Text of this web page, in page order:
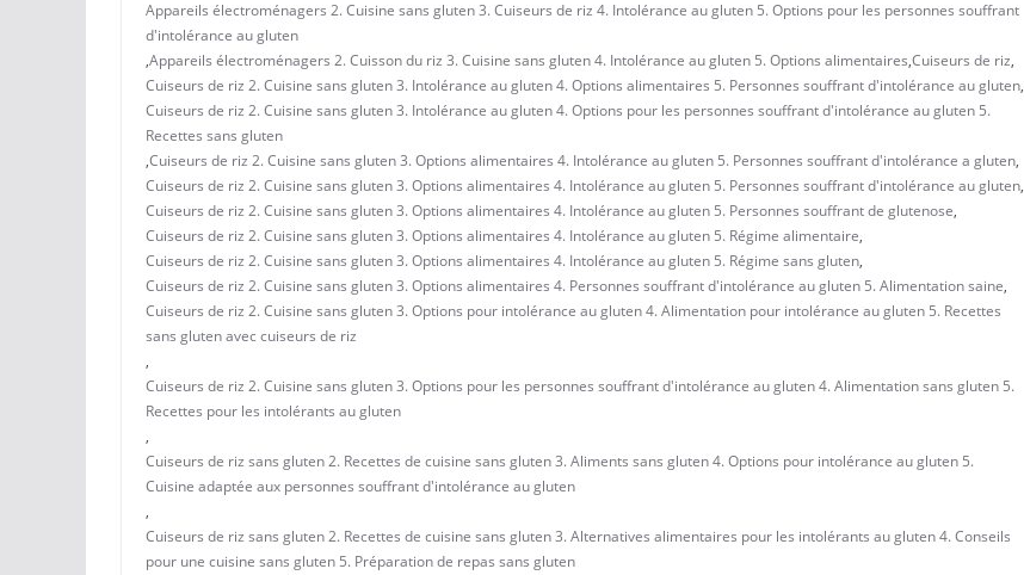
Appareils électroménagers 2. Cuisine sans gluten 3. Cuiseurs de riz 4. Intolérance au gluten 5. Options pour les personnes souffrant
d'intolérance au gluten
,Appareils électroménagers 2. Cuisson du riz 3. Cuisine sans gluten 4. Intolérance au gluten 5. Options alimentaires,Cuiseurs de riz,
Cuiseurs de riz 2. Cuisine sans gluten 3. Intolérance au gluten 4. Options alimentaires 5. Personnes souffrant d'intolérance au gluten,
Cuiseurs de riz 2. Cuisine sans gluten 3. Intolérance au gluten 4. Options pour les personnes souffrant d'intolérance au gluten 5.
Recettes sans gluten
,Cuiseurs de riz 2. Cuisine sans gluten 3. Options alimentaires 4. Intolérance au gluten 5. Personnes souffrant d'intolérance a gluten,
Cuiseurs de riz 2. Cuisine sans gluten 3. Options alimentaires 4. Intolérance au gluten 5. Personnes souffrant d'intolérance au gluten,
Cuiseurs de riz 2. Cuisine sans gluten 3. Options alimentaires 4. Intolérance au gluten 5. Personnes souffrant de glutenose,
Cuiseurs de riz 2. Cuisine sans gluten 3. Options alimentaires 4. Intolérance au gluten 5. Régime alimentaire,
Cuiseurs de riz 2. Cuisine sans gluten 3. Options alimentaires 4. Intolérance au gluten 5. Régime sans gluten,
Cuiseurs de riz 2. Cuisine sans gluten 3. Options alimentaires 4. Personnes souffrant d'intolérance au gluten 5. Alimentation saine,
Cuiseurs de riz 2. Cuisine sans gluten 3. Options pour intolérance au gluten 4. Alimentation pour intolérance au gluten 5. Recettes
sans gluten avec cuiseurs de riz
,
Cuiseurs de riz 2. Cuisine sans gluten 3. Options pour les personnes souffrant d'intolérance au gluten 4. Alimentation sans gluten 5.
Recettes pour les intolérants au gluten
,
Cuiseurs de riz sans gluten 2. Recettes de cuisine sans gluten 3. Aliments sans gluten 4. Options pour intolérance au gluten 5.
Cuisine adaptée aux personnes souffrant d'intolérance au gluten
,
Cuiseurs de riz sans gluten 2. Recettes de cuisine sans gluten 3. Alternatives alimentaires pour les intolérants au gluten 4. Conseils
pour une cuisine sans gluten 5. Préparation de repas sans gluten